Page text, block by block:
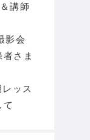
講師
影会
さま
ッス